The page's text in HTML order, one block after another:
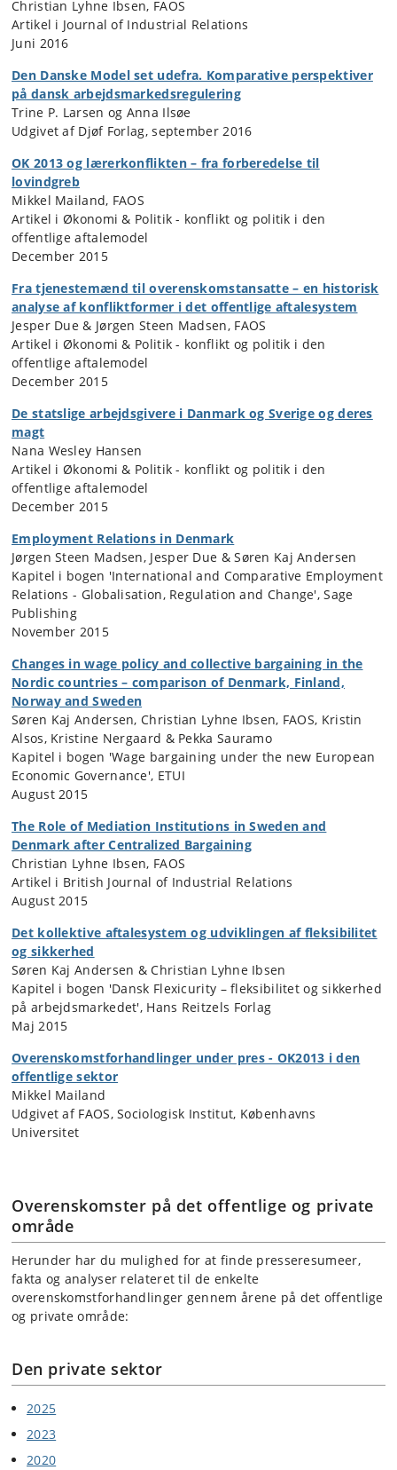
Christian Lyhne Ibsen, FAOS
Artikel i Journal of Industrial Relations
Juni 2016
Den Danske Model set udefra. Komparative perspektiver
på dansk arbejdsmarkedsregulering
Trine P. Larsen og Anna Ilsøe
Udgivet af Djøf Forlag, september 2016
OK 2013 og lærerkonflikten – fra forberedelse til
lovindgreb
Mikkel Mailand, FAOS
Artikel i Økonomi & Politik - konflikt og politik i den
offentlige aftalemodel
December 2015
Fra tjenestemænd til overenskomstansatte – en historisk
analyse af konfliktformer i det offentlige aftalesystem
Jesper Due & Jørgen Steen Madsen, FAOS
Artikel i Økonomi & Politik - konflikt og politik i den
offentlige aftalemodel
December 2015
De statslige arbejdsgivere i Danmark og Sverige og deres
magt
Nana Wesley Hansen
Artikel i Økonomi & Politik - konflikt og politik i den
offentlige aftalemodel
December 2015
Employment Relations in Denmark
Jørgen Steen Madsen, Jesper Due & Søren Kaj Andersen
Kapitel i bogen 'International and Comparative Employment
Relations - Globalisation, Regulation and Change', Sage
Publishing
November 2015
Changes in wage policy and collective bargaining in the
Nordic countries – comparison of Denmark, Finland,
Norway and Sweden
Søren Kaj Andersen, Christian Lyhne Ibsen, FAOS, Kristin
Alsos, Kristine Nergaard & Pekka Sauramo
Kapitel i bogen 'Wage bargaining under the new European
Economic Governance', ETUI
August 2015
The Role of Mediation Institutions in Sweden and
Denmark after Centralized Bargaining
Christian Lyhne Ibsen, FAOS
Artikel i British Journal of Industrial Relations
August 2015
Det kollektive aftalesystem og udviklingen af fleksibilitet
og sikkerhed
Søren Kaj Andersen & Christian Lyhne Ibsen
Kapitel i bogen 'Dansk Flexicurity – fleksibilitet og sikkerhed
på arbejdsmarkedet', Hans Reitzels Forlag
Maj 2015
Overenskomstforhandlinger under pres - OK2013 i den
offentlige sektor
Mikkel Mailand
Udgivet af FAOS, Sociologisk Institut, Københavns
Universitet
Overenskomster på det offentlige og private
område
Herunder har du mulighed for at finde presseresumeer,
fakta og analyser relateret til de enkelte
overenskomstforhandlinger gennem årene på det offentlige
og private område:
Den private sektor
2025
2023
2020